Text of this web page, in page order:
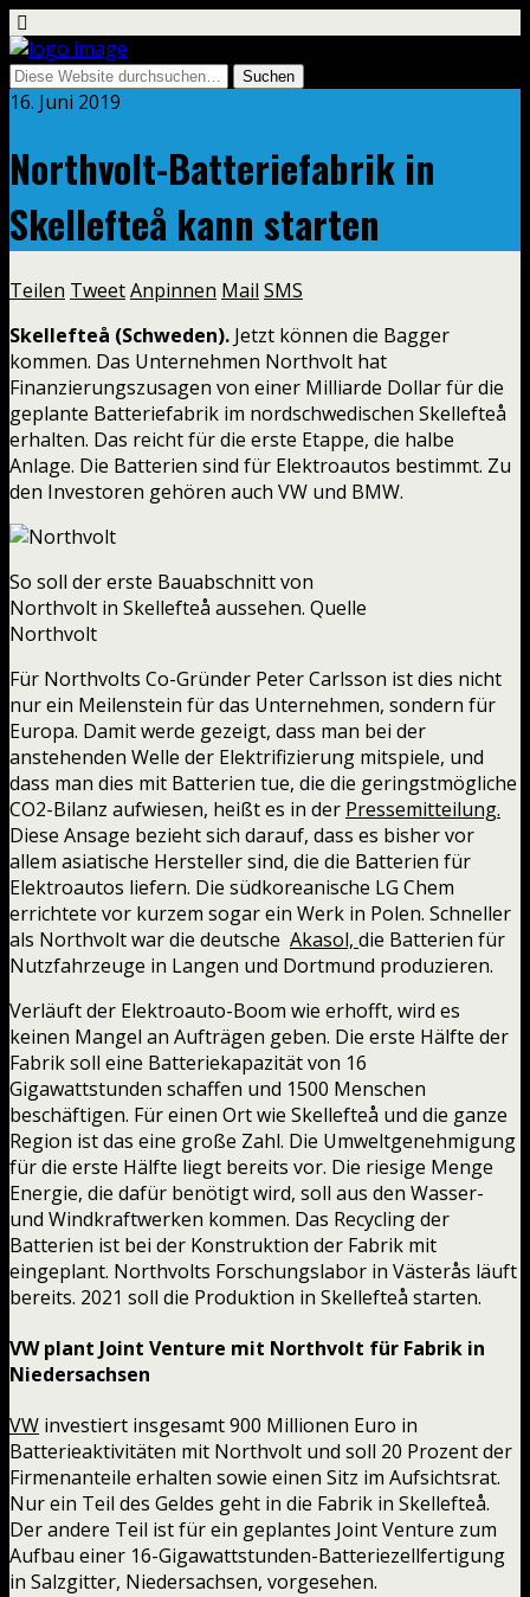
16. Juni 2019
Northvolt-Batteriefabrik in
Skellefteå kann starten
Teilen TweetAnpinnen Mail SMS
Skellefteå (Schweden). Jetzt können die Bagger
kommen. Das Unternehmen Northvolt hat
Finanzierungszusagen von einer Milliarde Dollar für die
geplante Batteriefabrik im nordschwedischen Skellefteå
erhalten. Das reicht für die erste Etappe, die halbe
Anlage. Die Batterien sind für Elektroautos bestimmt. Zu
den Investoren gehören auch VW und BMW.
So soll der erste Bauabschnitt von
Northvolt in Skellefteå aussehen. Quelle
Northvolt
Für Northvolts Co-Gründer Peter Carlsson ist dies nicht
nur ein Meilenstein für das Unternehmen, sondern für
Europa. Damit werde gezeigt, dass man bei der
anstehenden Welle der Elektrifizierung mitspiele, und
dass man dies mit Batterien tue, die die geringstmögliche
CO2-Bilanz aufwiesen, heißt es in der Pressemitteilung.
Diese Ansage bezieht sich darauf, dass es bisher vor
allem asiatische Hersteller sind, die die Batterien für
Elektroautos liefern. Die südkoreanische LG Chem
errichtete vor kurzem sogar ein Werk in Polen. Schneller
als Northvolt war die deutsche Akasol, die Batterien für
Nutzfahrzeuge in Langen und Dortmund produzieren.
Verläuft der Elektroauto-Boom wie erhofft, wird es
keinen Mangel an Aufträgen geben. Die erste Hälfte der
Fabrik soll eine Batteriekapazität von 16
Gigawattstunden schaffen und 1500 Menschen
beschäftigen. Für einen Ort wie Skellefteå und die ganze
Region ist das eine große Zahl. Die Umweltgenehmigung
für die erste Hälfte liegt bereits vor. Die riesige Menge
Energie, die dafür benötigt wird, soll aus den Wasser-
und Windkraftwerken kommen. Das Recycling der
Batterien ist bei der Konstruktion der Fabrik mit
eingeplant. Northvolts Forschungslabor in Västerås läuft
bereits. 2021 soll die Produktion in Skellefteå starten.
VW plant Joint Venture mit Northvolt für Fabrik in
Niedersachsen
VW investiert insgesamt 900 Millionen Euro in
Batterieaktivitäten mit Northvolt und soll 20 Prozent der
Firmenanteile erhalten sowie einen Sitz im Aufsichtsrat.
Nur ein Teil des Geldes geht in die Fabrik in Skellefteå.
Der andere Teil ist für ein geplantes Joint Venture zum
Aufbau einer 16-Gigawattstunden-Batteriezellfertigung
in Salzgitter, Niedersachsen, vorgesehen.